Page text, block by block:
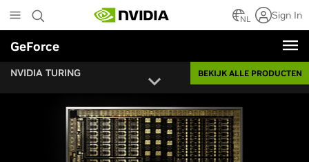
to
main
content
NL Sign In
GeForce
NVIDIA TURING BEKIJK ALLE PRODUCTEN